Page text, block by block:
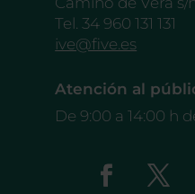
Tel. 34 960 131 131
ive@five.es
Atención al
De 9:00 a 14:00 h